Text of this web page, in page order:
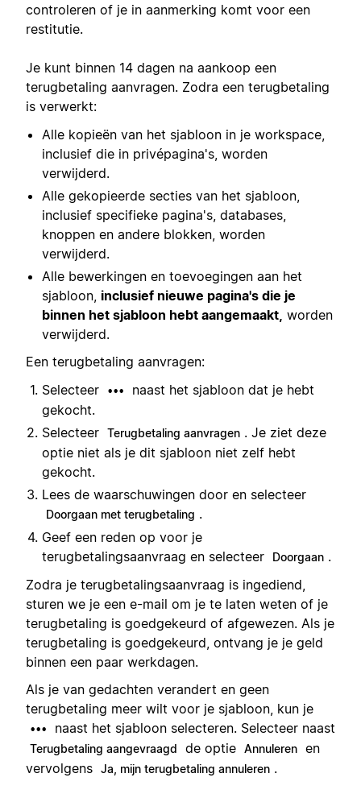
controleren of je in aanmerking komt voor een
restitutie.
Je kunt binnen 14 dagen na aankoop een
terugbetaling aanvragen. Zodra een terugbetaling
is verwerkt:
Alle kopieën van het sjabloon in je workspace,
inclusief die in privépagina's, worden
verwijderd.
Alle gekopieerde secties van het sjabloon,
inclusief specifieke pagina's, databases,
knoppen en andere blokken, worden
verwijderd.
Alle bewerkingen en toevoegingen aan het
sjabloon, inclusief nieuwe pagina's die je
binnen het sjabloon hebt aangemaakt, worden
verwijderd.
Een terugbetaling aanvragen:
Selecteer
•••
naast het sjabloon dat je hebt
gekocht.
Selecteer Terugbetaling aanvragen . Je ziet deze
optie niet als je dit sjabloon niet zelf hebt
gekocht.
Lees de waarschuwingen door en selecteer
Doorgaan met terugbetaling .
Geef een reden op voor je
terugbetalingsaanvraag en selecteer
Doorgaan .
Zodra je terugbetalingsaanvraag is ingediend,
sturen we je een e-mail om je te laten weten of je
terugbetaling is goedgekeurd of afgewezen. Als je
terugbetaling is goedgekeurd, ontvang je je geld
binnen een paar werkdagen.
Als je van gedachten verandert en geen
terugbetaling meer wilt voor je sjabloon, kun je
••• naast het sjabloon selecteren. Selecteer naast
Terugbetaling aangevraagd de optie Annuleren en
vervolgens Ja, mijn terugbetaling annuleren .